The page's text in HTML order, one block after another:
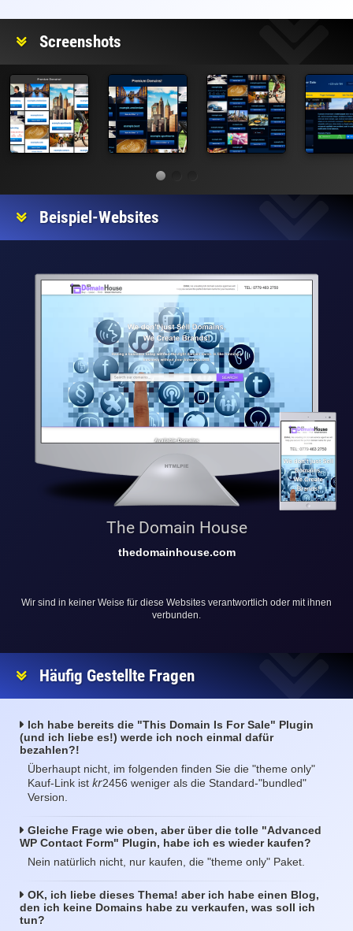
Screenshots
Beispiel-Websites
The Domain House
thedomainhouse.com
Wir sind in keiner Weise für diese Websites verantwortlich oder mit ihnen
verbunden.
Häufig Gestellte Fragen
Ich habe bereits die "This Domain Is For Sale" Plugin
(und ich liebe es!) werde ich noch einmal dafür
bezahlen?!
Überhaupt nicht, im folgenden finden Sie die "theme only"
Kauf-Link ist kr2456 weniger als die Standard-"bundled"
Version.
Gleiche Frage wie oben, aber über die tolle "Advanced
WP Contact Form" Plugin, habe ich es wieder kaufen?
Nein natürlich nicht, nur kaufen, die "theme only" Paket.
OK, ich liebe dieses Thema! aber ich habe einen Blog,
den ich keine Domains habe zu verkaufen, was soll ich
tun?